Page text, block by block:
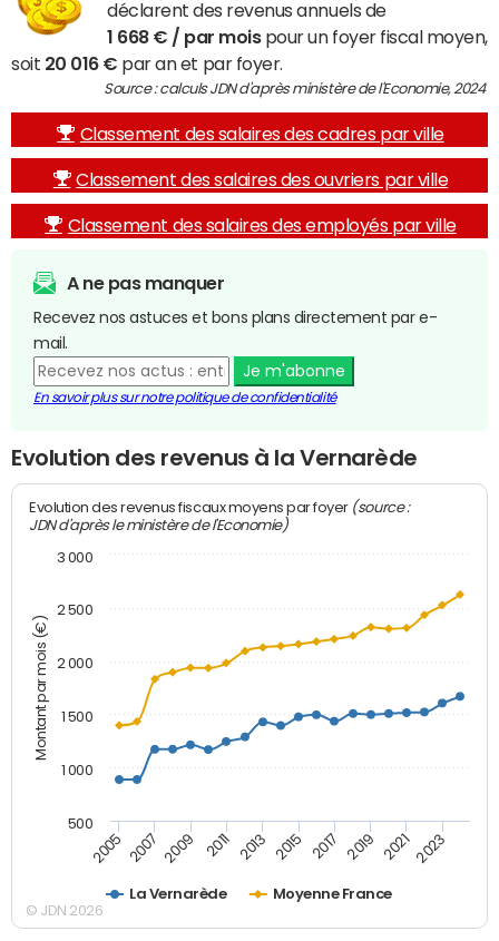
déclarent des revenus annuels de
1 668 € / par moispour un foyer fiscal moyen,
soit 20 016 € par an et par foyer.
Source : calculs JDN d'après ministère de l'Economie, 2024
Classement des salaires des cadres par ville
Classement des salaires des ouvriers par ville
Classement des salaires des employés par ville
A ne pas manquer
Recevez nos astuces et bons plans directement par e-
mail.
Je m'abonne
En savoir plus sur notre politique de confidentialité
Evolution des revenus à la Vernarède
Montant par mois (€)
Evolution des revenus fiscaux moyens par foyer (source :
JDN d'après le ministère de l'Economie)
La Vernarède Moyenne France
2005 2007 2009 2011 2013 2015 2017 2019 2021 2023
500
1 000
1 500
2 000
2 500
3 000
© JDN 2026